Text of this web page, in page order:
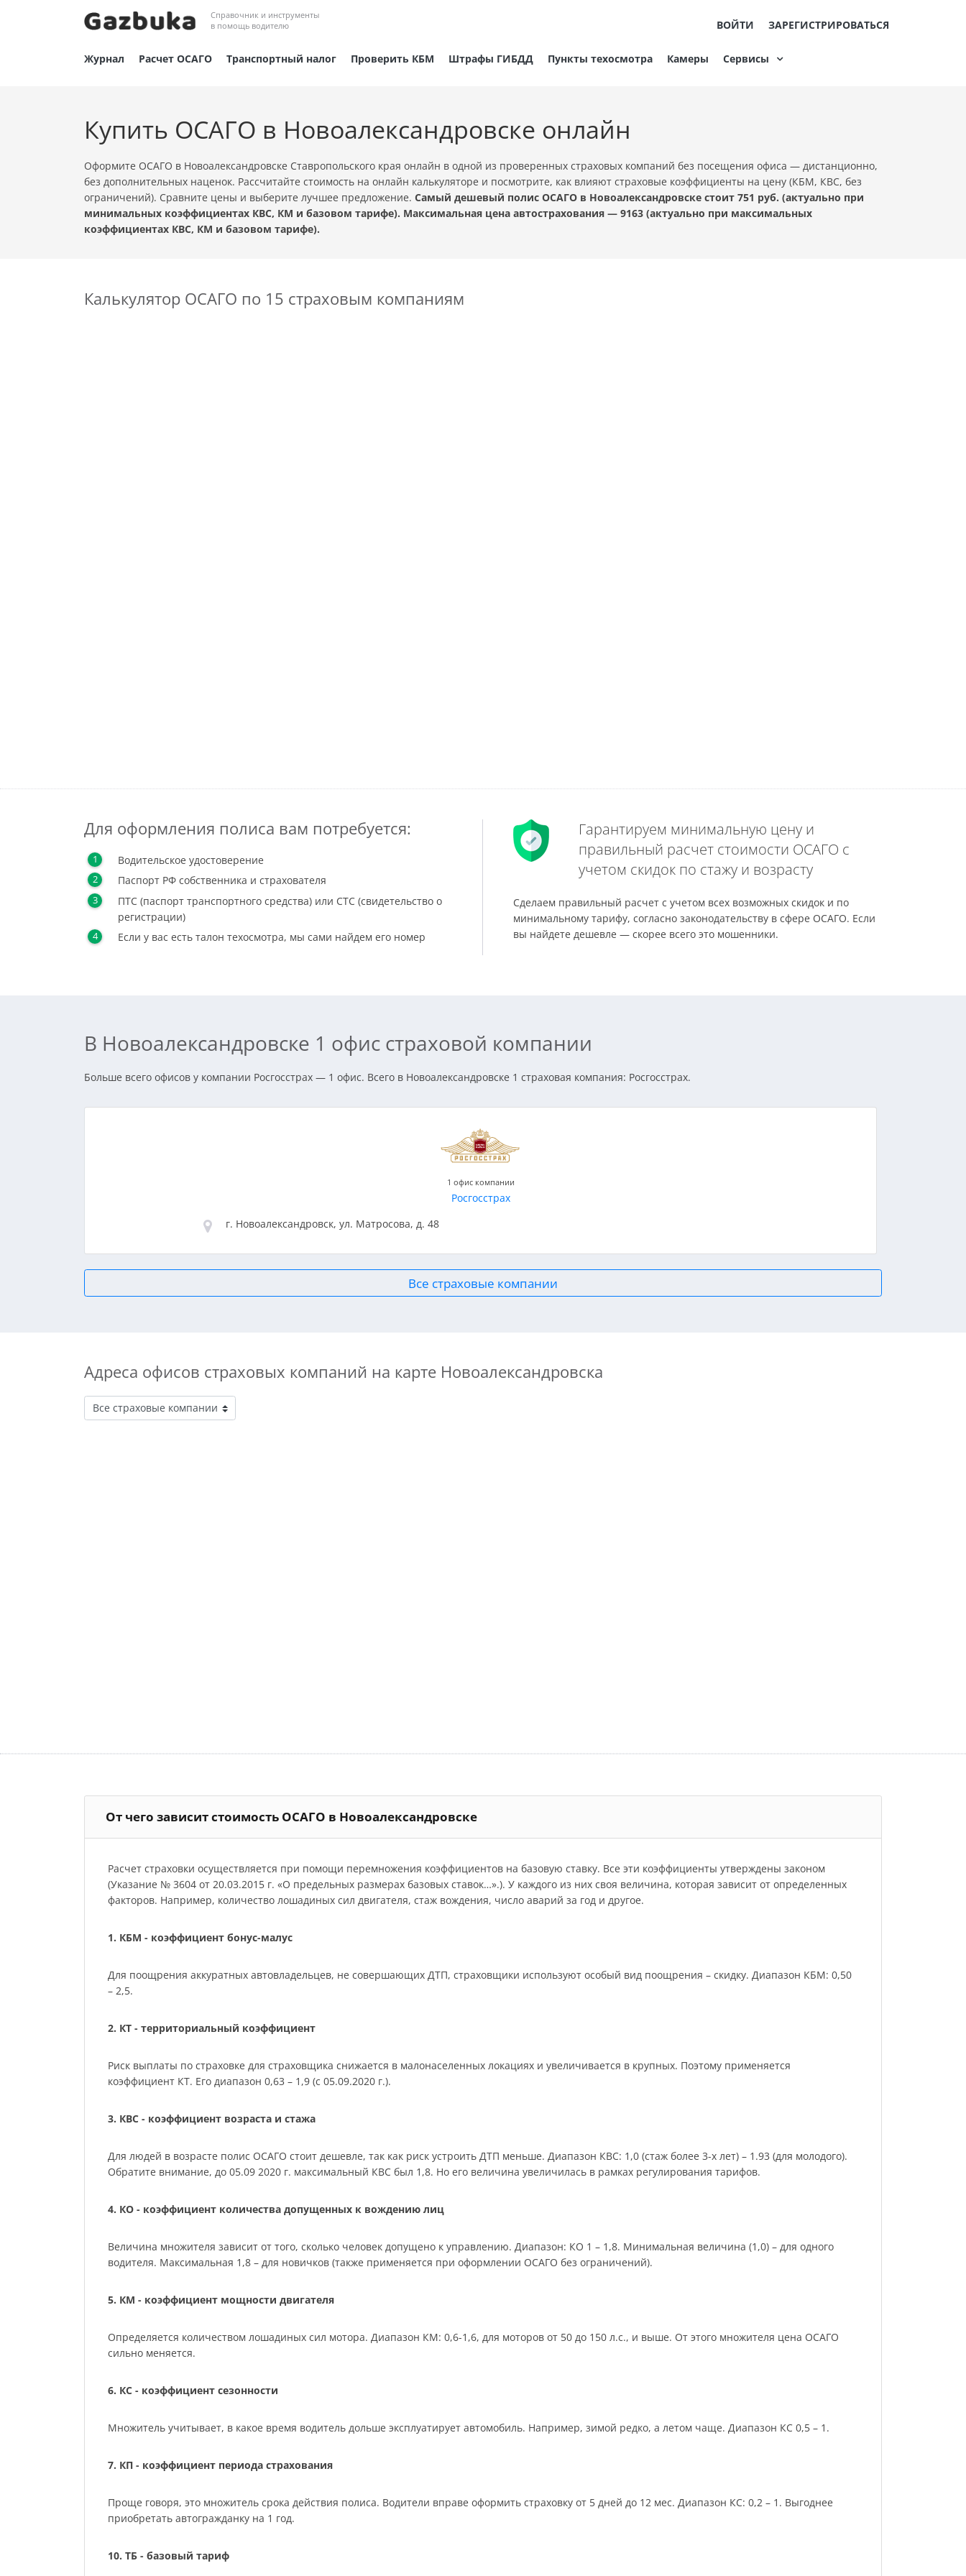
Справочник и инструменты
в помощь водителю
ВОЙТИ ЗАРЕГИСТРИРОВАТЬСЯ
Журнал Расчет ОСАГО Транспортный налог Проверить КБМ Штрафы ГИБДД Пункты техосмотра Камеры Сервисы
Купить ОСАГО в Новоалександровске онлайн
Оформите ОСАГО в Новоалександровске Ставропольского края онлайн в одной из проверенных страховых компаний без посещения офиса — дистанционно,
без дополнительных наценок. Рассчитайте стоимость на онлайн калькуляторе и посмотрите, как влияют страховые коэффициенты на цену (КБМ, КВС, без
ограничений). Сравните цены и выберите лучшее предложение. Самый дешевый полис ОСАГО в Новоалександровске стоит 751 руб. (актуально при
минимальных коэффициентах КВС, КМ и базовом тарифе). Максимальная цена автострахования — 9163 (актуально при максимальных
коэффициентах КВС, КМ и базовом тарифе).
Калькулятор ОСАГО по 15 страховым компаниям
Для оформления полиса вам потребуется:
Водительское удостоверение
Паспорт РФ собственника и страхователя
ПТС (паспорт транспортного средства) или СТС (свидетельство о
регистрации)
Если у вас есть талон техосмотра, мы сами найдем его номер
Гарантируем минимальную цену и
правильный расчет стоимости ОСАГО с
учетом скидок по стажу и возрасту
Сделаем правильный расчет с учетом всех возможных скидок и по
минимальному тарифу, согласно законодательству в сфере ОСАГО. Если
вы найдете дешевле — скорее всего это мошенники.
В Новоалександровске 1 офис страховой компании
Больше всего офисов у компании Росгосстрах — 1 офис. Всего в Новоалександровске 1 страховая компания: Росгосстрах.
1 офис компании
Росгосстрах
г. Новоалександровск, ул. Матросова, д. 48
Все страховые компании
Адреса офисов страховых компаний на карте Новоалександровска
От чего зависит стоимость ОСАГО в Новоалександровске
Расчет страховки осуществляется при помощи перемножения коэффициентов на базовую ставку. Все эти коэффициенты утверждены законом
(Указание № 3604 от 20.03.2015 г. «О предельных размерах базовых ставок…».). У каждого из них своя величина, которая зависит от определенных
факторов. Например, количество лошадиных сил двигателя, стаж вождения, число аварий за год и другое.
1. КБМ - коэффициент бонус-малус
Для поощрения аккуратных автовладельцев, не совершающих ДТП, страховщики используют особый вид поощрения – скидку. Диапазон КБМ: 0,50
– 2,5.
2. КТ - территориальный коэффициент
Риск выплаты по страховке для страховщика снижается в малонаселенных локациях и увеличивается в крупных. Поэтому применяется
коэффициент КТ. Его диапазон 0,63 – 1,9 (с 05.09.2020 г.).
3. КВС - коэффициент возраста и стажа
Для людей в возрасте полис ОСАГО стоит дешевле, так как риск устроить ДТП меньше. Диапазон КВС: 1,0 (стаж более 3-х лет) – 1.93 (для молодого).
Обратите внимание, до 05.09 2020 г. максимальный КВС был 1,8. Но его величина увеличилась в рамках регулирования тарифов.
4. КО - коэффициент количества допущенных к вождению лиц
Величина множителя зависит от того, сколько человек допущено к управлению. Диапазон: КО 1 – 1,8. Минимальная величина (1,0) – для одного
водителя. Максимальная 1,8 – для новичков (также применяется при оформлении ОСАГО без ограничений).
5. КМ - коэффициент мощности двигателя
Определяется количеством лошадиных сил мотора. Диапазон КМ: 0,6-1,6, для моторов от 50 до 150 л.с., и выше. От этого множителя цена ОСАГО
сильно меняется.
6. КС - коэффициент сезонности
Множитель учитывает, в какое время водитель дольше эксплуатирует автомобиль. Например, зимой редко, а летом чаще. Диапазон КС 0,5 – 1.
7. КП - коэффициент периода страхования
Проще говоря, это множитель срока действия полиса. Водители вправе оформить страховку от 5 дней до 12 мес. Диапазон КС: 0,2 – 1. Выгоднее
приобретать автогражданку на 1 год.
10. ТБ - базовый тариф